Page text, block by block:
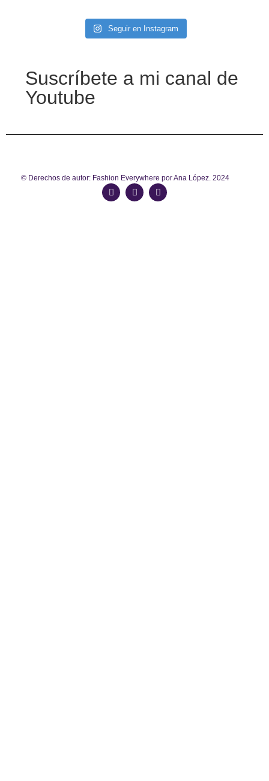
Seguir en Instagram
Suscríbete a mi canal de
Youtube
© Derechos de autor: Fashion Everywhere por Ana López. 2024